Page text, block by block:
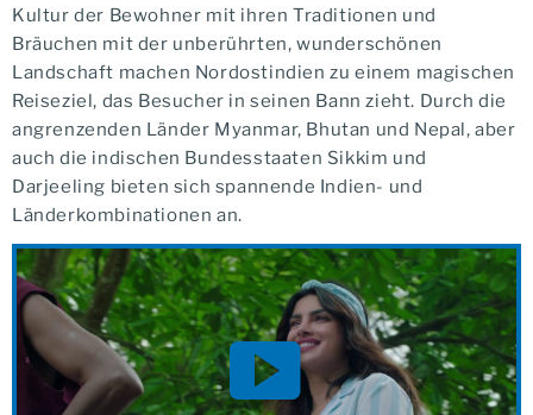
Kultur der Bewohner mit ihren Traditionen und
Bräuchen mit der unberührten, wunderschönen
Landschaft machen Nordostindien zu einem magischen
Reiseziel, das Besucher in seinen Bann zieht. Durch die
angrenzenden Länder Myanmar, Bhutan und Nepal, aber
auch die indischen Bundesstaaten Sikkim und
Darjeeling bieten sich spannende Indien- und
Länderkombinationen an.